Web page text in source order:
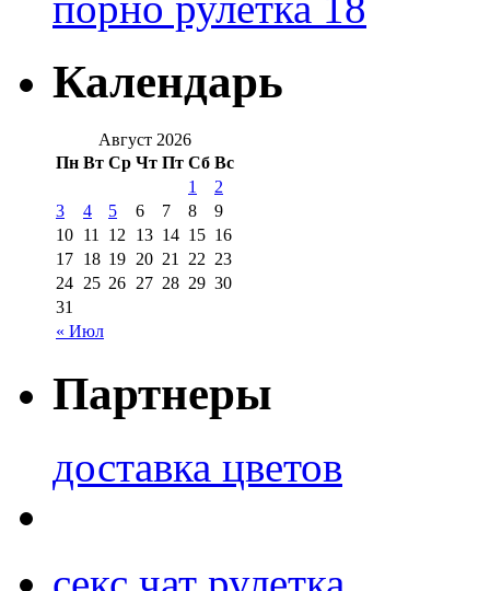
Календарь
Август 2026
Пн Вт Ср Чт Пт Сб Вс
« Июл
1
2
3
4 5 6 7 8
9
10 11 12 13 14 15 16
17 18 19 20 21 22 23
24 25 26 27 28 29 30
31
Партнеры
доставка цветов